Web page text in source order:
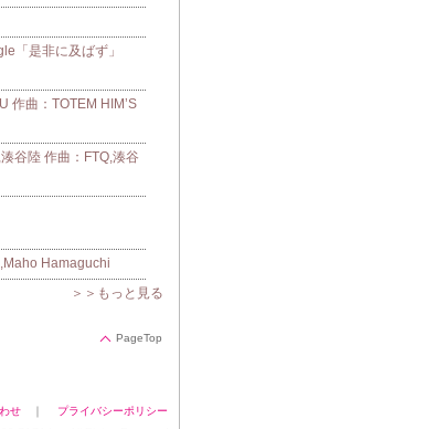
「是非に及ばず」
作曲：TOTEM HIM’S
谷陸 作曲：FTQ,湊谷
Hamaguchi
＞＞もっと見る
PageTop
せ ｜ プライバシーポリシー